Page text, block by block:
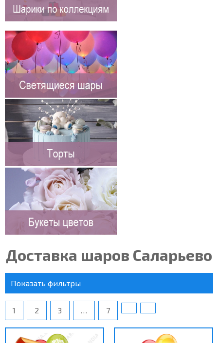
Доставка шаров Саларьево
Показать фильтры
1 2 3 … 7